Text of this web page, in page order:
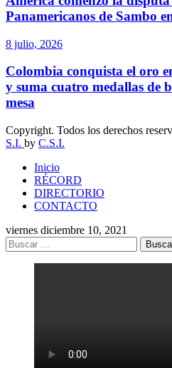
Panamericanos de Sambo
8 julio, 2026
Colombia conquista el oro
y suma cuatro medallas de
mesa
Copyright. Todos los derechos
S.I. by C.S.I.
Inicio
RÉCORD
DIRECTORIO
CONTACTO
viernes diciembre 10, 2021
Buscar: